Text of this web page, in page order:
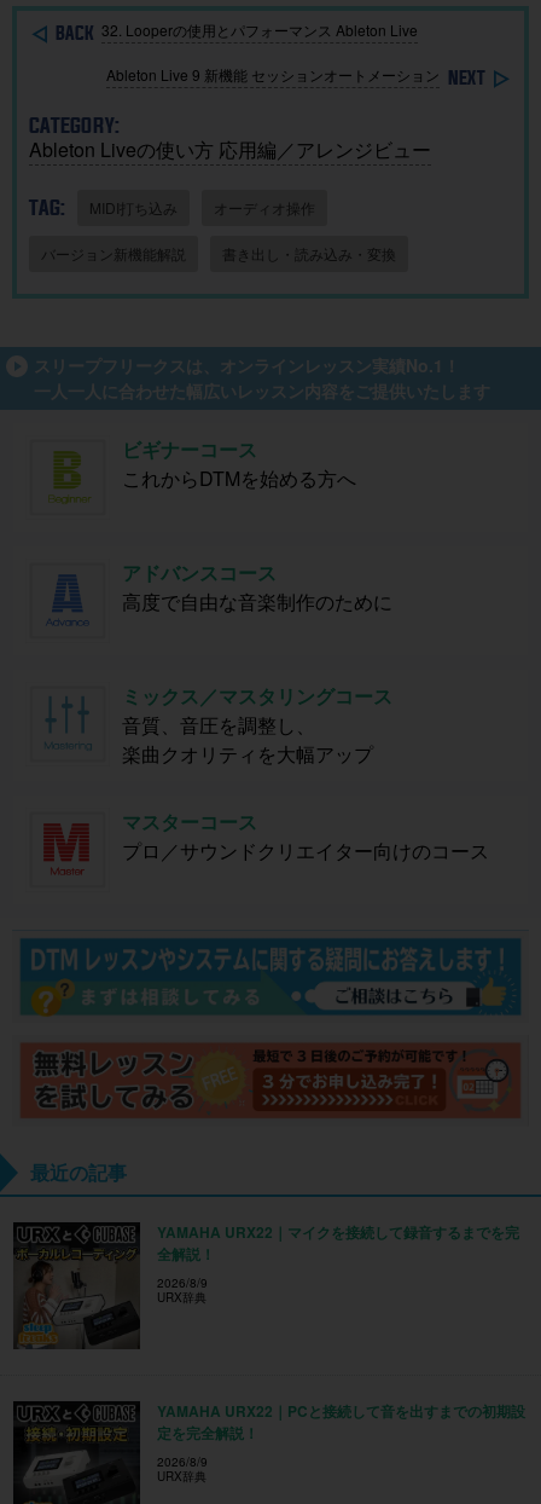
32. Looperの使用とパフォーマンス Ableton Live
Ableton Live 9 新機能 セッションオートメーション
CATEGORY:
Ableton Liveの使い方 応用編／アレンジビュー
TAG: MIDI打ち込み オーディオ操作
バージョン新機能解説 書き出し・読み込み・変換
スリープフリークスは、オンラインレッスン実績No.1！
一人一人に合わせた幅広いレッスン内容をご提供いたします
ビギナーコース
これからDTMを始める方へ
アドバンスコース
高度で自由な音楽制作のために
ミックス／マスタリングコース
音質、音圧を調整し、
楽曲クオリティを大幅アップ
マスターコース
プロ／サウンドクリエイター向けのコース
最近の記事
YAMAHA URX22｜マイクを接続して録音するまでを完
全解説！
2026/8/9
URX辞典
YAMAHA URX22｜PCと接続して音を出すまでの初期設
定を完全解説！
2026/8/9
URX辞典